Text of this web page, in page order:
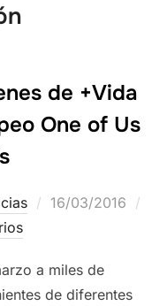
de +Vida
One of Us
16/03/2016
a miles de
de diferentes